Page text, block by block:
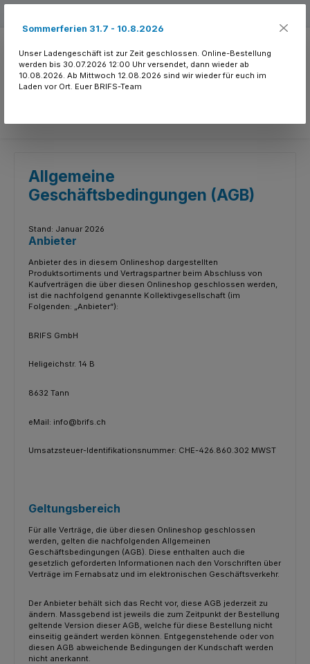
Allgemeine
Geschäftsbedingungen (AGB)
Stand: Januar 2026
Anbieter
Anbieter des in diesem Onlineshop dargestellten
Produktsortiments und Vertragspartner beim Abschluss von
Kaufverträgen die über diesen Onlineshop geschlossen werden,
ist die nachfolgend genannte Kollektivgesellschaft (im
Folgenden: „Anbieter“):
BRIFS GmbH
Heligeichstr. 14 B
8632 Tann
eMail: info@brifs.ch
Umsatzsteuer-Identifikationsnummer: CHE-426.860.302 MWST
Geltungsbereich
Für alle Verträge, die über diesen Onlineshop geschlossen
werden, gelten die nachfolgenden Allgemeinen
Geschäftsbedingungen (AGB). Diese enthalten auch die
gesetzlich geforderten Informationen nach den Vorschriften über
Verträge im Fernabsatz und im elektronischen Geschäftsverkehr.
Der Anbieter behält sich das Recht vor, diese AGB jederzeit zu
ändern. Massgebend ist jeweils die zum Zeitpunkt der Bestellung
geltende Version dieser AGB, welche für diese Bestellung nicht
einseitig geändert werden können. Entgegenstehende oder von
diesen AGB abweichende Bedingungen der Kundschaft werden
nicht anerkannt.
Sommerferien 31.7 - 10.8.2026
Unser Ladengeschäft ist zur Zeit geschlossen. Online-Bestellung
werden bis 30.07.2026 12:00 Uhr versendet, dann wieder ab
10.08.2026. Ab Mittwoch 12.08.2026 sind wir wieder für euch im
Laden vor Ort. Euer BRIFS-Team